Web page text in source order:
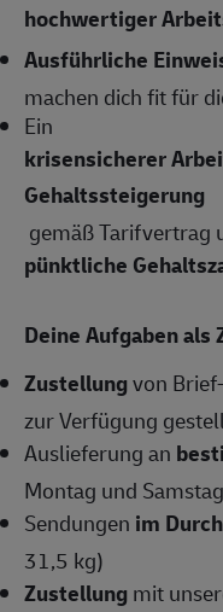
hochwertiger
Ausführliche
machen dich fit für
Ein
krisensicherer
Gehaltssteigerung
gemäß Tarifvertrag
pünktliche
Deine Aufgaben als
Zustellungvon
zur Verfügung
Auslieferung an
Montag und
Sendungen im
31,5 kg)
Zustellungmit